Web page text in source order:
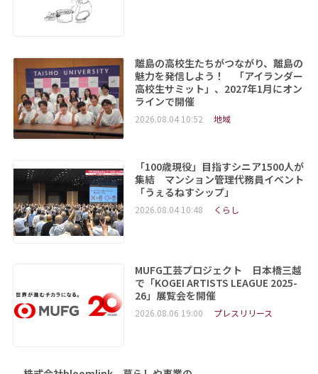
離島の高校生たちがつながり、離島の
魅力を発信しよう！ 「アイランダー
高校生サミット」、2027年1月にオン
ラインで開催
2026.08.04 10:52 地域
「100歳現役」目指すシニア1500人が
集結 マンション管理代務員イベント
「うぇるねすシップ」
2026.08.04 10:48 くらし
MUFG工芸プロジェクト 日本橋三越
で「KOGEI ARTISTS LEAGUE 2025-
26」展覧会を開催
2026.08.06 19:00 プレスリリース